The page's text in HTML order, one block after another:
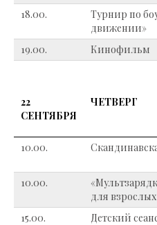
18.00.
Турнир по
движении»
19.00. Кинофильм
22
СЕНТЯБРЯ
ЧЕТВЕРГ
10.00.
10.00.
для
15.00.
Детский